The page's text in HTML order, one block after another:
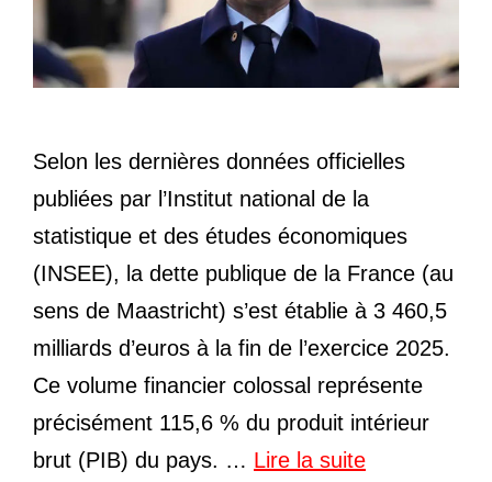
Selon les dernières données officielles
publiées par l’Institut national de la
statistique et des études économiques
(INSEE), la dette publique de la France (au
sens de Maastricht) s’est établie à 3 460,5
milliards d’euros à la fin de l’exercice 2025.
Ce volume financier colossal représente
précisément 115,6 % du produit intérieur
brut (PIB) du pays. … Lire la suite